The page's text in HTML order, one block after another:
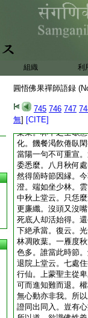
組織 利
圓悟佛果禪師語録
745 746 747
無] [CITE]
内不見有自己。上
愚。淨裸裸赤灑灑
是心空。到箇裏還
子細檢點將來。猶
作麼生道。還委悉
叢裏奪高標。復有
裏通明應整齊。折
共提携
上堂云。清秋晴色
樂業。林下之士歇
化。饑餐渇飮倦臥
當陽一句不可重宣
委悉麼。八月秋何
然得箇時節因縁。
澄。端如坐少林。
中秋上堂云。只恁
更廉纖。沒頭又沒
死底人却活始得。
下絶承當。復云。
林凋敗葉。一雁度
色多。誰當此時節
退院上堂云。七處
行仙。上蒙聖主從
可而進知難而退。
無心動亦非我。所
證同出同入。豈有